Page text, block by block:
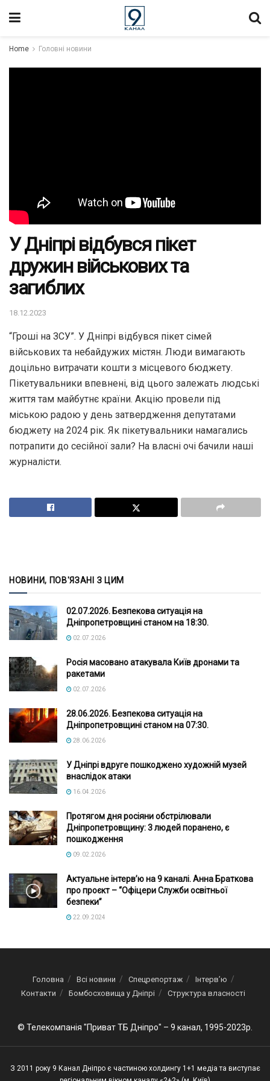
Home Головні новини
У Дніпрі відбувся пікет
дружин військових та
загиблих
18.12.2023
“Гроші на ЗСУ”. У Дніпрі відбувся пікет сімей
військових та небайдужих містян. Люди вимагають
доцільно витрачати кошти з місцевого бюджету.
Пікетувальники впевнені, від цього залежать людські
життя там майбутнє країни. Акцію провели під
міською радою у день затвердження депутатами
бюджету на 2024 рік. Як пікетувальники намагались
потрапити до сесійної зали? На власні очі бачили наші
журналісти.
НОВИНИ, ПОВ'ЯЗАНІ З ЦИМ
02.07.2026. Безпекова ситуація на
Дніпропетровщині станом на 18:30.
02.07.2026
Росія масовано атакувала Київ дронами та
ракетами
02.07.2026
28.06.2026. Безпекова ситуація на
Дніпропетровщині станом на 07:30.
28.06.2026
У Дніпрі вдруге пошкоджено художній музей
внаслідок атаки
16.04.2026
Протягом дня росіяни обстрілювали
Дніпропетровщину: 3 людей поранено, є
пошкодження
09.02.2026
Актуальне інтервʼю на 9 каналі. Анна Браткова
про проєкт – “Офіцери Служби освітньої
безпеки”
22.09.2024
Головна Всі новини Спецрепортаж
Інтерв’ю
Контакти
Бомбосховища у Дніпрі Структура власності
© Телекомпанія "Приват ТБ Дніпро" – 9 канал, 1995-2023р.
З 2011 року 9 Канал Дніпро є частиною холдингу 1+1 медіа та виступає